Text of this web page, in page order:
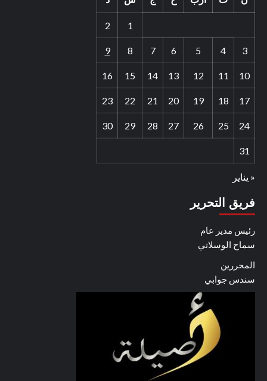
1
2
3
4
5
6
7
8
9
10
11
12
13
14
15
16
17
18
19
20
21
22
23
24
25
26
27
28
29
30
31
« يناير
فريق التحرير
رئيس مدير عام
سماح الوسلاتي
المحررين
سندس جوابي